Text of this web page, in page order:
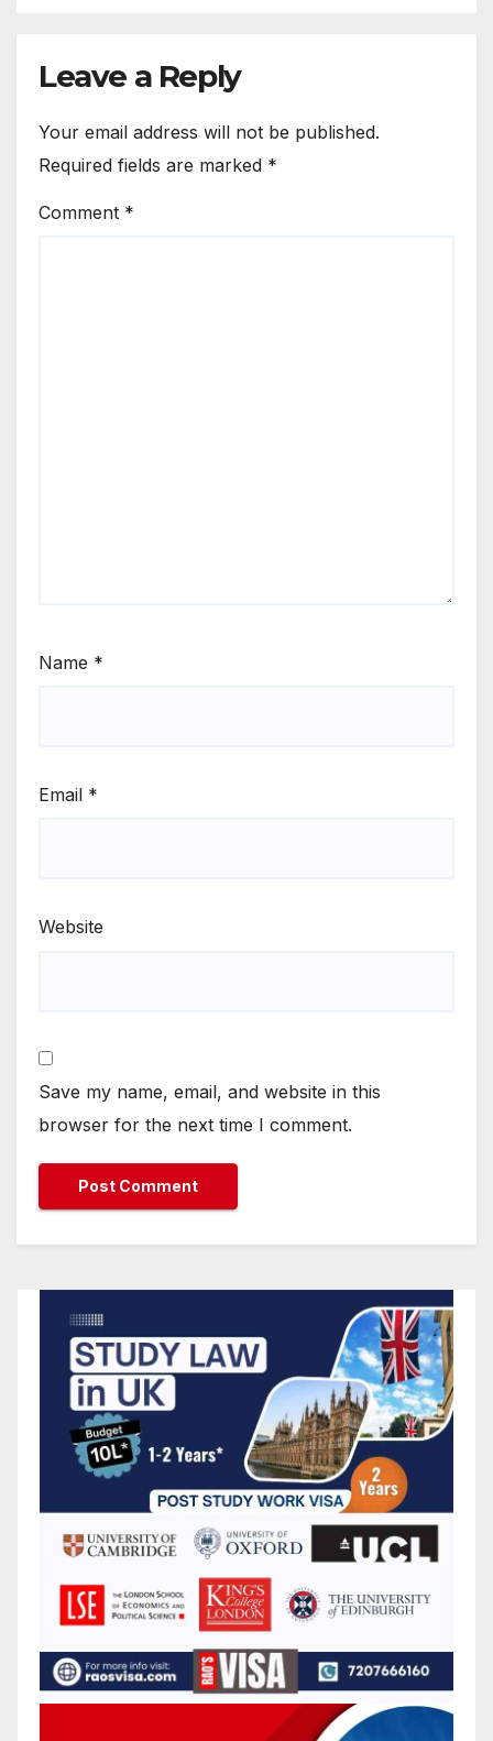
Leave a Reply
Your email address will not be published.
Required fields are marked *
Comment *
Name *
Email *
Website
Save my name, email, and website in this
browser for the next time I comment.